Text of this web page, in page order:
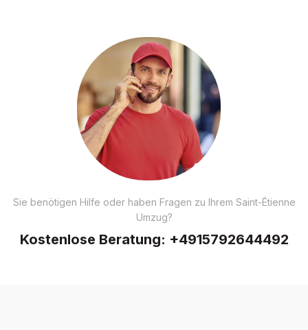
Sie benötigen Hilfe oder haben Fragen zu Ihrem Saint-Étienne
Umzug?
Kostenlose Beratung: +4915792644492